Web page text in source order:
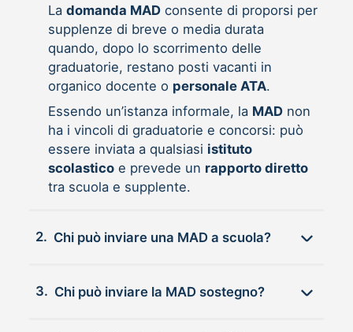
La domanda MADconsente di proporsi per
supplenze di breve o media durata
quando, dopo lo scorrimento delle
graduatorie, restano posti vacanti in
organico docente o personale ATA.
Essendo un’istanza informale, la MADnon
ha i vincoli di graduatorie e concorsi: può
essere inviata a qualsiasi istituto
scolasticoe prevede un rapporto diretto
tra scuola e supplente.
2. Chi può inviare una MAD a scuola?
3. Chi può inviare la MAD sostegno?